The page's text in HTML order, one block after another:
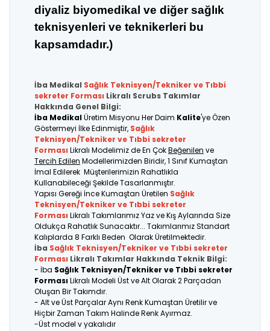
diyaliz biyomedikal ve diğer sağlık
teknisyenleri ve teknikerleri bu
kapsamdadır.)
İba Medikal Sağlık Teknisyen/Tekniker ve Tıbbi
sekreter Forması Likralı Scrubs Takımlar
Hakkında Genel Bilgi:
İba MedikalÜretim Misyonu Her Daim Kalite'ye Özen
Göstermeyi İlke Edinmiştir, Sağlık
Teknisyen/Tekniker ve Tıbbi sekreter
Forması Likralı Modelimiz de En ÇokBeğenilen ve
Tercih Edilen Modellerimizden Biridir, 1 Sınıf Kumaştan
İmal Edilerek Müşterilerimizin Rahatlıkla
Kullanabileceği Şekilde Tasarlanmıştır.
Yapısı Gereği İnce Kumaştan Üretilen Sağlık
Teknisyen/Tekniker ve Tıbbi sekreter
Forması Likralı Takımlarımız Yaz ve Kış Aylarında Size
Oldukça Rahatlık Sunacaktır... Takımlarımız Standart
Kalıplarda 8 Farklı Beden Olarak Üretilmektedir.
İba Sağlık Teknisyen/Tekniker ve Tıbbi sekreter
Forması Likralı Takımlar Hakkında Teknik Bilgi:
- İba Sağlık Teknisyen/Tekniker ve Tıbbi sekreter
FormasıLikralı Modeli Üst ve Alt Olarak 2 Parçadan
Oluşan Bir Takımdır.
- Alt ve Üst Parçalar Aynı Renk Kumaştan Üretilir ve
Hiçbir Zaman Takım Halinde Renk Ayırmaz.
-Üst model v yakalıdır